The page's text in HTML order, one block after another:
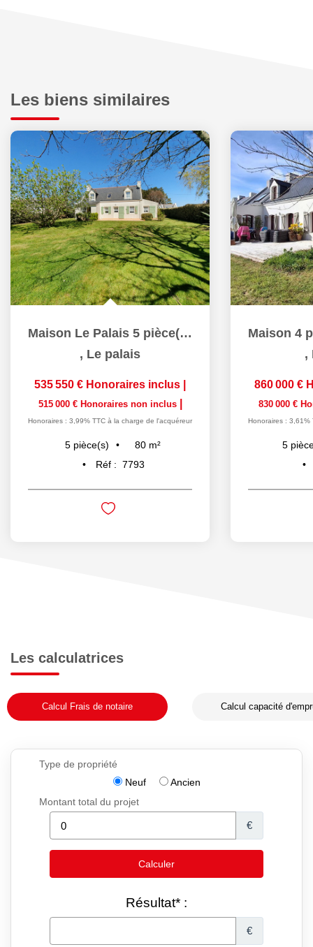
Les biens similaires
Maison Le Palais 5 pièce(s) 80 m2
, Le palais
535 550 € Honoraires inclus
515 000 € Honoraires non inclus
Honoraires : 3,99% TTC à la charge de l'acquéreur
5 pièce(s) 80 m²
Réf : 7793
,
860 000 €
830 000 €
Honoraires : 3,61%
5
Les calculatrices
Calcul Frais de notaire Calcul capacité